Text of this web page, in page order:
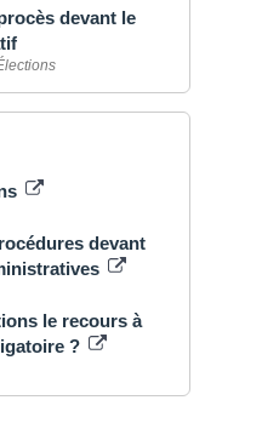
devant le
devant
le recours à
?